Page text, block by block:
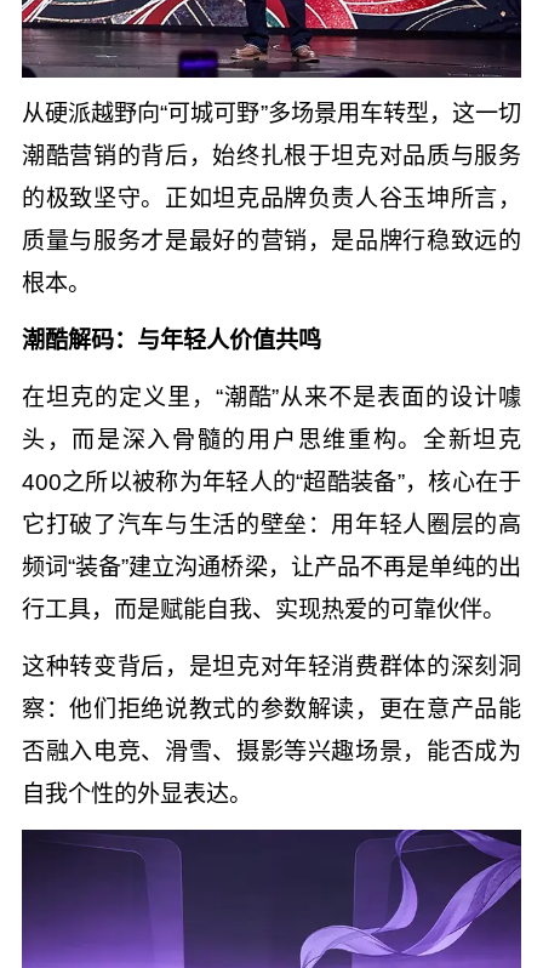
从硬派越野向“可城可野”多场景用车转型，这一切
潮酷营销的背后，始终扎根于坦克对品质与服务
的极致坚守。正如坦克品牌负责人谷玉坤所言，
质量与服务才是最好的营销，是品牌行稳致远的
根本。
潮酷解码：与年轻人价值共鸣
在坦克的定义里，“潮酷”从来不是表面的设计噱
头，而是深入骨髓的用户思维重构。全新坦克
400之所以被称为年轻人的“超酷装备”，核心在于
它打破了汽车与生活的壁垒：用年轻人圈层的高
频词“装备”建立沟通桥梁，让产品不再是单纯的出
行工具，而是赋能自我、实现热爱的可靠伙伴。
这种转变背后，是坦克对年轻消费群体的深刻洞
察：他们拒绝说教式的参数解读，更在意产品能
否融入电竞、滑雪、摄影等兴趣场景，能否成为
自我个性的外显表达。